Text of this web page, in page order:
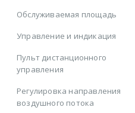
Обслуживаемая площадь
Управление и индикация
Пульт дистанционного
управления
Регулировка направления
воздушного потока